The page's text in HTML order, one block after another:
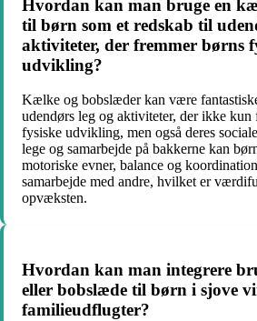
Hvordan kan man bruge en
til børn som et redskab til
aktiviteter, der fremmer børns
udvikling?
Kælke og bobslæder kan være
udendørs leg og aktiviteter, der ikke kun
fysiske udvikling, men også deres
lege og samarbejde på bakkerne kan
motoriske evner, balance og
samarbejde med andre, hvilket er
opvæksten.
Hvordan kan man integrere
eller bobslæde til børn i sjove
familieudflugter?